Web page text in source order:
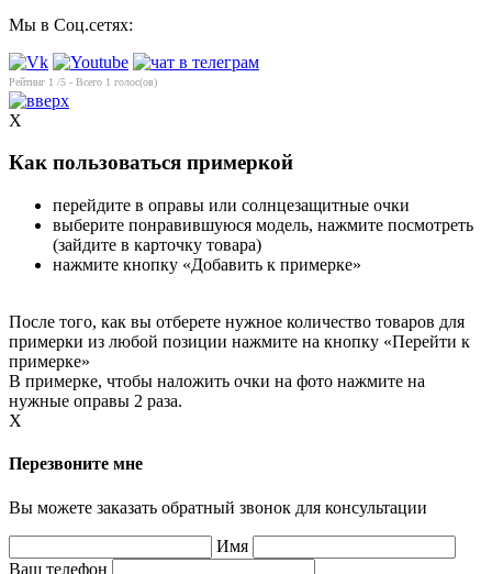
Мы в Соц.сетях:
Рейтинг 1 /5 - Всего 1 голос(ов)
X
Как пользоваться примеркой
перейдите в оправы или солнцезащитные очки
выберите понравившуюся модель, нажмите посмотреть
(зайдите в карточку товара)
нажмите кнопку «Добавить к примерке»
После того, как вы отберете нужное количество товаров для
примерки из любой позиции нажмите на кнопку «Перейти к
примерке»
В примерке, чтобы наложить очки на фото нажмите на
нужные оправы 2 раза.
X
Перезвоните мне
Вы можете заказать обратный звонок для консультации
Имя
Ваш телефон